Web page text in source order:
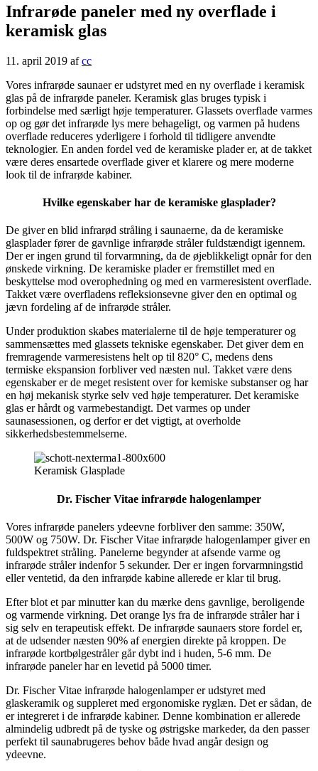
Infrarøde paneler med ny overflade i
keramisk glas
11. april 2019 afcc
Vores infrarøde saunaer er udstyret med en ny overflade i keramisk
glas på de infrarøde paneler. Keramisk glas bruges typisk i
forbindelse med særligt høje temperaturer. Glassets overflade varmes
op og gør det infrarøde lys mere behageligt, og varmen på hudens
overflade reduceres yderligere i forhold til tidligere anvendte
teknologier. En anden fordel ved de keramiske plader er, at de takket
være deres ensartede overflade giver et klarere og mere moderne
look til de infrarøde kabiner.
Hvilke egenskaber har de keramiske glasplader?
De giver en blid infrarød stråling i saunaerne, da de keramiske
glasplader fører de gavnlige infrarøde stråler fuldstændigt igennem.
Der er ingen grund til forvarmning, da de øjeblikkeligt opnår for den
ønskede virkning. De keramiske plader er fremstillet med en
beskyttelse mod overophedning og med en varmeresistent overflade.
Takket være overfladens refleksionsevne giver den en optimal og
jævn fordeling af de infrarøde stråler.
Under produktion skabes materialerne til de høje temperaturer og
sammensættes med glassets tekniske egenskaber. Det giver dem en
fremragende varmeresistens helt op til 820° C, medens dens
termiske ekspansion forbliver ved næsten nul. Takket være dens
egenskaber er de meget resistent over for kemiske substanser og har
en høj mekanisk styrke selv ved høje temperaturer. Det keramiske
glas er hårdt og varmebestandigt. Det varmes op under
saunasessionen, og derfor er det vigtigt, at overholde
sikkerhedsbestemmelserne.
Keramisk Glasplade
Dr. Fischer Vitae infrarøde halogenlamper
Vores infrarøde panelers ydeevne forbliver den samme: 350W,
500W og 750W. Dr. Fischer Vitae infrarøde halogenlamper giver en
fuldspektret stråling. Panelerne begynder at afsende varme og
infrarøde stråler indenfor 5 sekunder. Der er ingen forvarmningstid
eller ventetid, da den infrarøde kabine allerede er klar til brug.
Efter blot et par minutter kan du mærke dens gavnlige, beroligende
og varmende virkning. Det orange lys fra de infrarøde stråler har i
sig selv en terapeutisk effekt. De infrarøde saunaers store fordel er,
at de udsender næsten 90% af energien direkte på kroppen. De
infrarøde kortbølgestråler går dybt ind i huden, 5-6 mm. De
infrarøde paneler har en levetid på 5000 timer.
Dr. Fischer Vitae infrarøde halogenlamper er udstyret med
glaskeramik og suppleret med ergonomiske ryglæn. Det er sådan, de
er integreret i de infrarøde kabiner. Denne kombination er allerede
almindelig udbredt på de tyske og østrigske markeder, da den passer
perfekt til saunabrugeres behov både hvad angår design og
ydeevne.